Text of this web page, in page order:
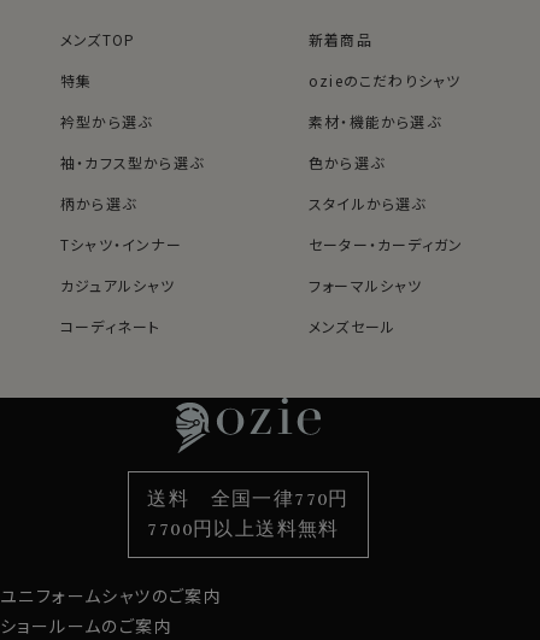
なく、1枚の生地でつながって出来ているため、第一ボタ
ボタンにかけてきれいなロールが出るようになっていま
ます。
イタリアンカラーと広角なワイドカラーを掛け合わせたス
ノーネクタイ専用のややカジュアル度の高い商品であり
ながら、非常にエレガントなシャツです。
ょう。
WEBミーティングの画面映えも抜群です！
この白無地シャツは、ボタンホールとボタン付け糸に紺
色の糸を使用しています。
白無地シャツにちょっとしたアクセントをつけたい方によ
りおすすめです。
なサイズと同じ感覚でお選びください。
メンズTOP
新着商品
特集
ozieのこだわりシャツ
衿型から選ぶ
素材・機能から選ぶ
袖・カフス型から選ぶ
色から選ぶ
柄から選ぶ
スタイルから選ぶ
Tシャツ・インナー
セーター・カーディガン
カジュアルシャツ
フォーマルシャツ
コーディネート
メンズセール
袖・カフス型から選ぶ
色から選ぶ
柄から選ぶ
スタイルから選ぶ
カジュアルシャツ
定番シャツ
カフスボタン
サスペンダー
財布・名刺入れ
バッグ
ストール・マフラー
グローブ
ユニフォームシャツのご案内
ショールームのご案内
送料 全国一律770円
7700円以上送料無料